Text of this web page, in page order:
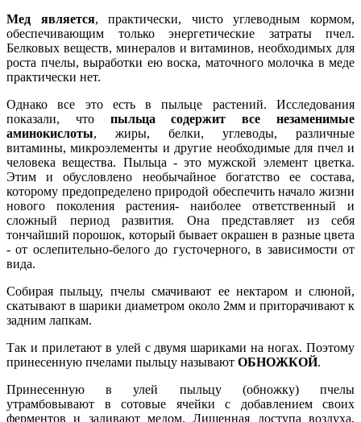
Мед является, практически, чисто углеводным кормом,
обеспечивающим только энергетические затраты пчел.
Белковых веществ, минералов и витаминов, необходимых для
роста пчелы, выработки ею воска, маточного молочка в меде
практически нет.
Однако все это есть в пыльце растений. Исследования
показали, чтопыльца содержит все незаменимые
аминокислоты, жиры, белки, углеводы, различные
витамины, микроэлементы и другие необходимые для пчел и
человека вещества. Пыльца - это мужской элемент цветка.
Этим и обусловлено необычайное богатство ее состава,
которому предопределено природой обеспечить начало жизни
нового поколения растения- наиболее ответственный и
сложный период развития. Она представляет из себя
тончайший порошок, который бывает окрашен в разные цвета
- от ослепительно-белого до густочерного, в зависимости от
вида.
Собирая пыльцу, пчелы смачивают ее нектаром и слюной,
скатывают в шарики диаметром около 2мм и приторачивают к
задним лапкам.
Так и прилетают в улей с двумя шариками на ногах. Поэтому
принесенную пчелами пыльцу называют ОБНОЖКОЙ.
Принесенную в улей пыльцу (обножку) пчелы
утрамбовывают в сотовые ячейки с добавлением своих
ферментов и заливают медом. Лишенная доступа воздуха,